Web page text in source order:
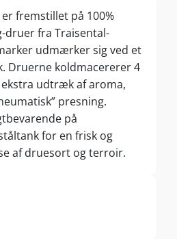
fremstillet på 100%
druer fra Traisental-
udmærker sig ved et
Druerne koldmacererer 4
udtræk af aroma,
presning.
på
for en frisk og
af druesort og terroir.